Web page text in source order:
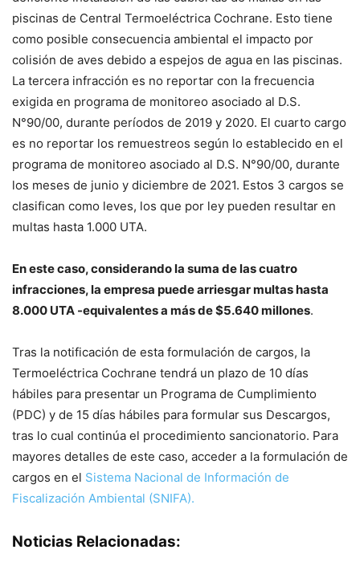
piscinas de Central Termoeléctrica Cochrane. Esto tiene
como posible consecuencia ambiental el impacto por
colisión de aves debido a espejos de agua en las piscinas.
La tercera infracción es no reportar con la frecuencia
exigida en programa de monitoreo asociado al D.S.
N°90/00, durante períodos de 2019 y 2020. El cuarto cargo
es no reportar los remuestreos según lo establecido en el
programa de monitoreo asociado al D.S. N°90/00, durante
los meses de junio y diciembre de 2021. Estos 3 cargos se
clasifican como leves, los que por ley pueden resultar en
multas hasta 1.000 UTA.
En este caso, considerando la suma de las cuatro
infracciones, la empresa puede arriesgar multas hasta
8.000 UTA -equivalentes a más de $5.640 millones.
Tras la notificación de esta formulación de cargos, la
Termoeléctrica Cochrane tendrá un plazo de 10 días
hábiles para presentar un Programa de Cumplimiento
(PDC) y de 15 días hábiles para formular sus Descargos,
tras lo cual continúa el procedimiento sancionatorio. Para
mayores detalles de este caso, acceder a la formulación de
cargos en el Sistema Nacional de Información de
Fiscalización Ambiental (SNIFA).
Noticias Relacionadas: